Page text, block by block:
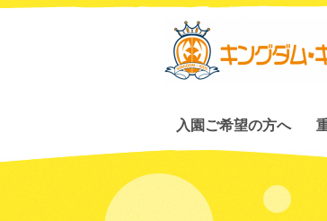
入園ご希望の方へ